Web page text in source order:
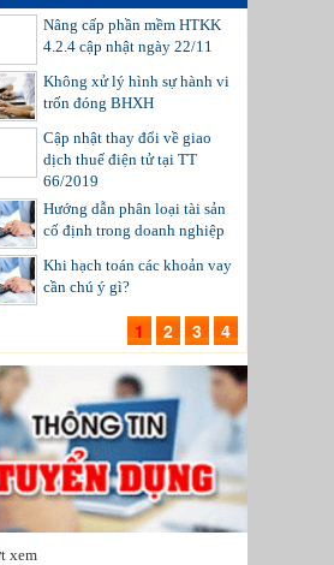
Nâng cấp phần mềm HTKK
4.2.4 cập nhật ngày 22/11
Không xử lý hình sự hành vi
trốn đóng BHXH
Cập nhật thay đổi về giao
dịch thuế điện tử tại TT
66/2019
Hướng dẫn phân loại tài sản
cố định trong doanh nghiệp
Khi hạch toán các khoản vay
cần chú ý gì?
1 2 3 4
xem